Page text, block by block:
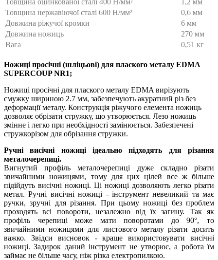
Товщина нержавіючоїcталі 600 Н/мм²
0,6 мм
Довжина ріжучої кромки
6 мм
Довжина ножиць
270 мм
Вага
0,51 кг
Ножиці просічні (шліцьові) для плаского металу EDMA
SUPERCOUP NR1;
Ножиці просічні для плаского металу EDMA вирізують
смужку шириною 2.7 мм, забезпечують акуратний різ без
деформації металу. Конструкція ріжучого елемента ножиць
дозволяє обрізати стружку, що утворюється. Лезо ножиць
змінне і легко при необхідності замінюється. Забезпечені
стружкорізом для обрізання стружки.
Ручні висічні ножиці ідеально підходять для різання
металочерепиці.
Вигнутий профіль металочерепиці дуже складно різати
звичайними ножицями, тому для цих цілей все ж більше
підійдуть висічні ножиці. Ці ножиці дозволяють легко різати
метал. Ручні висічні ножиці - інструмент невеликий та має
ручки, зручні для різання. При цьому ножиці без проблем
проходять всі повороти, незалежно від їх загину. Так як
профіль черепиці може мати поворотами до 90°, то
звичайними ножицями для листового металу різати досить
важко. Звідси висновок - краще використовувати висічні
ножиці. Задирок даний інструмент не утворює, а робота їм
займає не більше часу, ніж різка електропилкою.